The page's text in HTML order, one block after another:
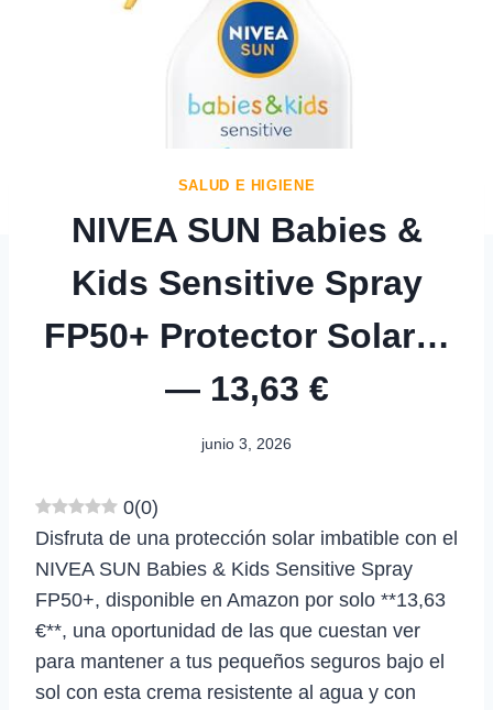
SALUD E HIGIENE
NIVEA SUN Babies &
Kids Sensitive Spray
FP50+ Protector Solar…
— 13,63 €
junio 3, 2026
0(0)
Disfruta de una protección solar imbatible con el
NIVEA SUN Babies & Kids Sensitive Spray
FP50+, disponible en Amazon por solo **13,63
€**, una oportunidad de las que cuestan ver
para mantener a tus pequeños seguros bajo el
sol con esta crema resistente al agua y con